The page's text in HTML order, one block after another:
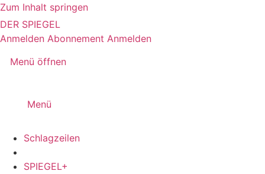
Zum Inhalt springen
DER SPIEGEL
Anmelden Abonnement Anmelden
Menü öffnen
Menü
Schlagzeilen
SPIEGEL+